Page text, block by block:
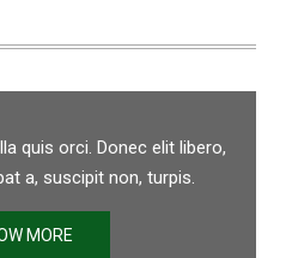
quis orci. Donec elit libero,
a, suscipit non, turpis.
MORE